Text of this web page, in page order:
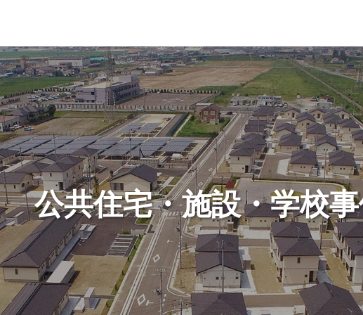
CRE・PREソリューション 事例紹介
公共住宅・施設・学校